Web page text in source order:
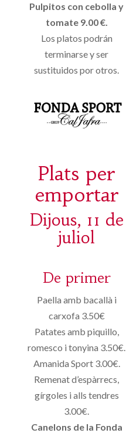
Pulpitos con cebolla y
tomate 9.00 €.
Los platos podrán
terminarse y ser
sustituidos por otros.
Plats per
emportar
Dijous, 11 de
juliol
De primer
Paella amb bacallà i
carxofa 3.50€
Patates amb piquillo,
romesco i tonyina 3.50€.
Amanida Sport 3.00€.
Remenat d’espàrrecs,
gírgoles i alls tendres
3.00€.
Canelons de la Fonda